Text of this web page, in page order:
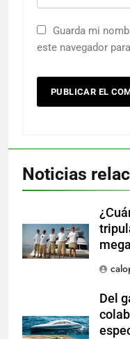
Guarda mi
este navegador
Noticias
Del